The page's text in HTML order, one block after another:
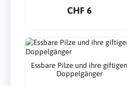
CHF 6
Essbare Pilze und ihre giftigen
Doppelgänger